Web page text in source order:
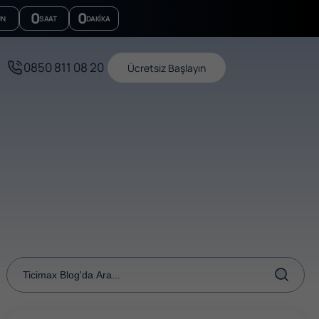
0SAAT 0DAKIKA
0850 811 08 20 Ücretsiz Başlayın